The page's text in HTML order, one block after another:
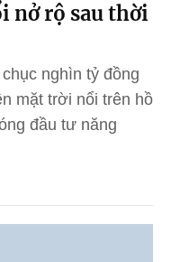
nở rộ sau thời
nghìn tỷ đồng
mặt trời nổi trên hồ
đầu tư năng